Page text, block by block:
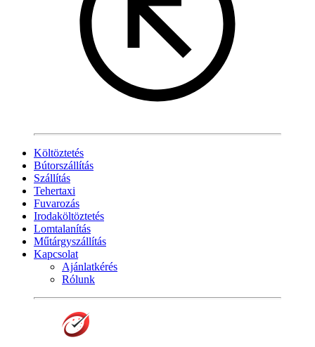
Költöztetés
Bútorszállítás
Szállítás
Tehertaxi
Fuvarozás
Irodaköltöztetés
Lomtalanítás
Műtárgyszállítás
Kapcsolat
Ajánlatkérés
Rólunk